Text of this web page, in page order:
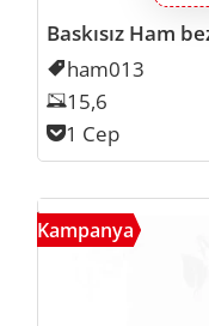
Baskısız Ham
Kodu
ham013
Laptop Inch
15,6
Cep Sayısı
1 Cep
Kampanya